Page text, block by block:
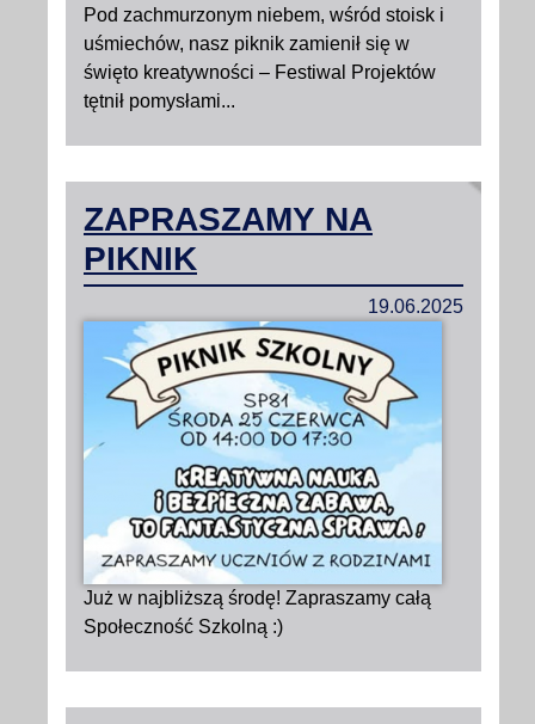
Pod zachmurzonym niebem, wśród stoisk i
uśmiechów, nasz piknik zamienił się w
święto kreatywności – Festiwal Projektów
tętnił pomysłami...
ZAPRASZAMY NA
PIKNIK
19.06.2025
Już w najbliższą środę! Zapraszamy całą
Społeczność Szkolną :)